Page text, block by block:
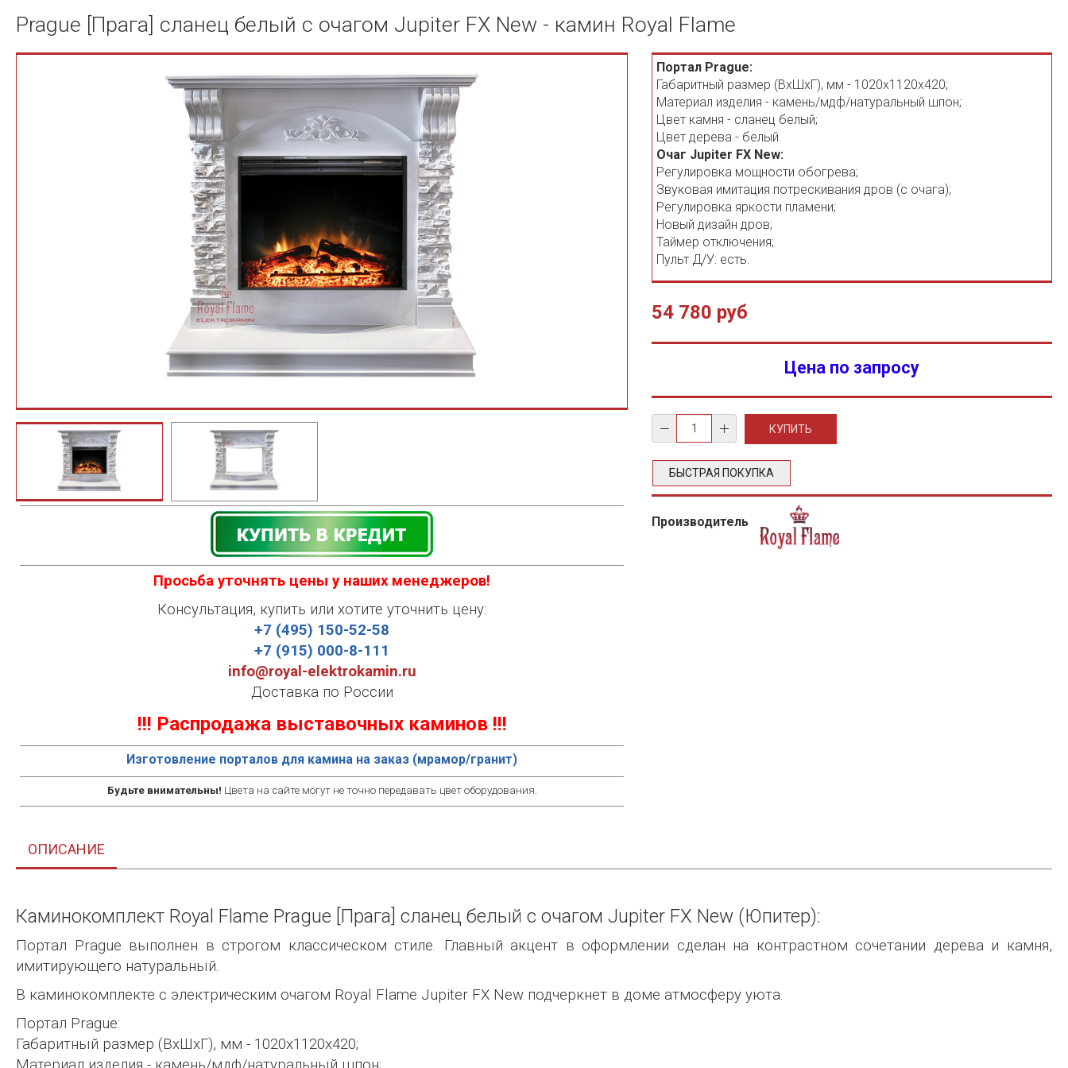
Prague [Прага] сланец белый с очагом Jupiter FX New - камин Royal Flame
Просьба уточнять цены у наших менеджеров!
Консультация, купить или хотите уточнить цену:
+7 (495) 150-52-58
+7 (915) 000-8-111
info@royal-elektrokamin.ru
Доставка по России
!!! Распродажа выставочных каминов !!!
Изготовление порталов для камина на заказ (мрамор/гранит)
Будьте внимательны! Цвета на сайте могут не точно передавать цвет оборудования.
Портал Prague:
Габаритный размер (ВхШхГ), мм - 1020х1120х420;
Материал изделия - камень/мдф/натуральный шпон;
Цвет камня - сланец белый;
Цвет дерева - белый.
Очаг Jupiter FX New:
Регулировка мощности обогрева;
Звуковая имитация потрескивания дров (с очага);
Регулировка яркости пламени;
Новый дизайн дров;
Таймер отключения;
Пульт Д/У: есть.
54 780 руб
Цена по запросу
БЫСТРАЯ ПОКУПКА
Производитель
ОПИСАНИЕ
Каминокомплект Royal Flame Prague [Прага] сланец белый с очагом Jupiter FX New (Юпитер):
Портал Prague выполнен в строгом классическом стиле. Главный акцент в оформлении сделан на контрастном сочетании дерева и камня,
имитирующего натуральный.
В каминокомплекте с электрическим очагом Royal Flame Jupiter FX New подчеркнет в доме атмосферу уюта.
Портал Prague:
Габаритный размер (ВхШхГ), мм - 1020х1120х420;